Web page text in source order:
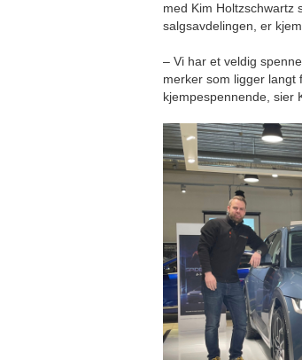
med Kim Holtzschwartz
salgsavdelingen, er
– Vi har et veldig
merker som ligger langt
kjempespennende, sier